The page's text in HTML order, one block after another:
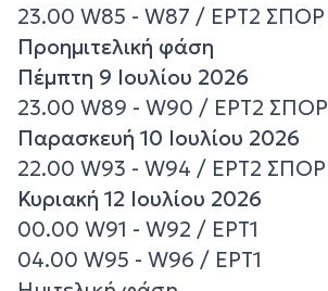
23.00 W85 - W87 / ΕΡΤ2 ΣΠΟΡ
Προημιτελική φάση
Πέμπτη 9 Ιουλίου 2026
23.00 W89 - W90 / ΕΡΤ2 ΣΠΟΡ
Παρασκευή 10 Ιουλίου 2026
22.00 W93 - W94 / ΕΡΤ2 ΣΠΟΡ
Κυριακή 12 Ιουλίου 2026
00.00 W91 - W92 / ΕΡΤ1
04.00 W95 - W96 / ΕΡΤ1